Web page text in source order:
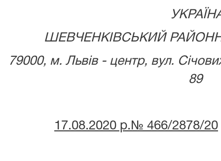
ШЕВЧЕНКІВСЬКИЙ
79000, м. Львів - центр, вул.
89
17.08.2020 р.№ 466/2878/20